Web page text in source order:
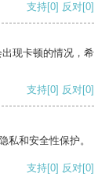
支持[0] 反对[0]
现卡顿的情况，希
支持[0] 反对[0]
私和安全性保护。
支持[0] 反对[0]